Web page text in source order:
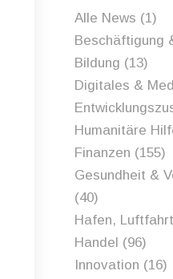
Alle News (1)
Beschäftigung
Bildung (13)
Digitales &
Humanitäre
Finanzen (155)
Gesundheit &
(40)
Hafen,
Handel (96)
Innovation (16)